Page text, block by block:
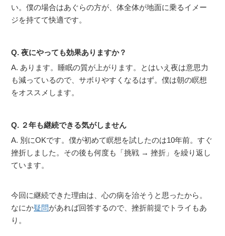
い。僕の場合はあぐらの方が、体全体が地面に乗るイメー
ジを持てて快適です。
Q. 夜にやっても効果ありますか？
A. あります。睡眠の質が上がります。とはいえ夜は意思力
も減っているので、サボりやすくなるはず。僕は朝の瞑想
をオススメします。
Q. ２年も継続できる気がしません
A. 別にOKです。僕が初めて瞑想を試したのは10年前。すぐ
挫折しました。その後も何度も「挑戦 → 挫折」を繰り返し
ています。
今回に継続できた理由は、心の病を治そうと思ったから。
なにか疑問があれば回答するので、挫折前提でトライもあ
り。